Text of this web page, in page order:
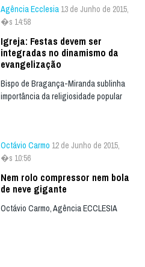
Agência Ecclesia 13 de Junho de 2015,
�s 14:58
Igreja: Festas devem ser
integradas no dinamismo da
evangelização
Bispo de Bragança-Miranda sublinha
importância da religiosidade popular
Octávio Carmo 12 de Junho de 2015,
�s 10:56
Nem rolo compressor nem bola
de neve gigante
Octávio Carmo, Agência ECCLESIA